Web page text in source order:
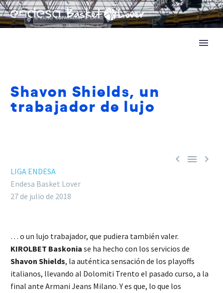
Shavon Shields, un
trabajador de lujo
  
LIGA ENDESA
Endesa Basket Lover
27 de julio de 2018
… o un lujo trabajador, que pudiera también valer.
KIROLBET Baskonia se ha hecho con los servicios de
Shavon Shields, la auténtica sensación de los playoffs
italianos, llevando al Dolomiti Trento el pasado curso, a la
final ante Armani Jeans Milano. Y es que, lo que los